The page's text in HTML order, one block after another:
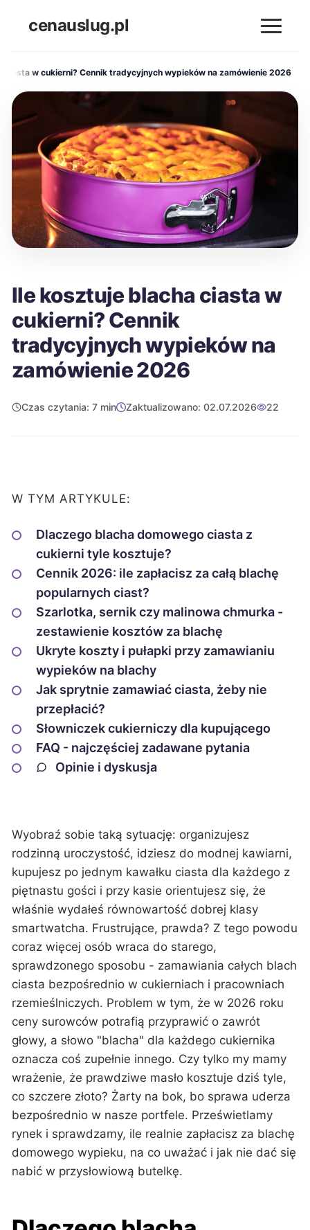
cenauslug.pl
ciasta w cukierni? Cennik tradycyjnych wypieków na zamówienie 2026
Ile kosztuje blacha ciasta w
cukierni? Cennik
tradycyjnych wypieków na
zamówienie 2026
Czas czytania: 7 min Zaktualizowano: 02.07.2026 22
W TYM ARTYKULE:
Dlaczego blacha domowego ciasta z
cukierni tyle kosztuje?
Cennik 2026: ile zapłacisz za całą blachę
popularnych ciast?
Szarlotka, sernik czy malinowa chmurka -
zestawienie kosztów za blachę
Ukryte koszty i pułapki przy zamawianiu
wypieków na blachy
Jak sprytnie zamawiać ciasta, żeby nie
przepłacić?
Słowniczek cukierniczy dla kupującego
FAQ - najczęściej zadawane pytania
Opinie i dyskusja
Wyobraź sobie taką sytuację: organizujesz
rodzinną uroczystość, idziesz do modnej kawiarni,
kupujesz po jednym kawałku ciasta dla każdego z
piętnastu gości i przy kasie orientujesz się, że
właśnie wydałeś równowartość dobrej klasy
smartwatcha. Frustrujące, prawda? Z tego powodu
coraz więcej osób wraca do starego,
sprawdzonego sposobu - zamawiania całych blach
ciasta bezpośrednio w cukierniach i pracowniach
rzemieślniczych. Problem w tym, że w 2026 roku
ceny surowców potrafią przyprawić o zawrót
głowy, a słowo "blacha" dla każdego cukiernika
oznacza coś zupełnie innego. Czy tylko my mamy
wrażenie, że prawdziwe masło kosztuje dziś tyle,
co szczere złoto? Żarty na bok, bo sprawa uderza
bezpośrednio w nasze portfele. Prześwietlamy
rynek i sprawdzamy, ile realnie zapłacisz za blachę
domowego wypieku, na co uważać i jak nie dać się
nabić w przysłowiową butelkę.